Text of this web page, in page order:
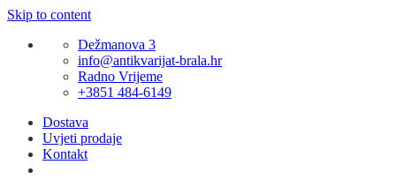
Skip to content
Dežmanova 3
info@antikvarijat-brala.hr
Radno Vrijeme
+3851 484-6149
Dostava
Uvjeti prodaje
Kontakt